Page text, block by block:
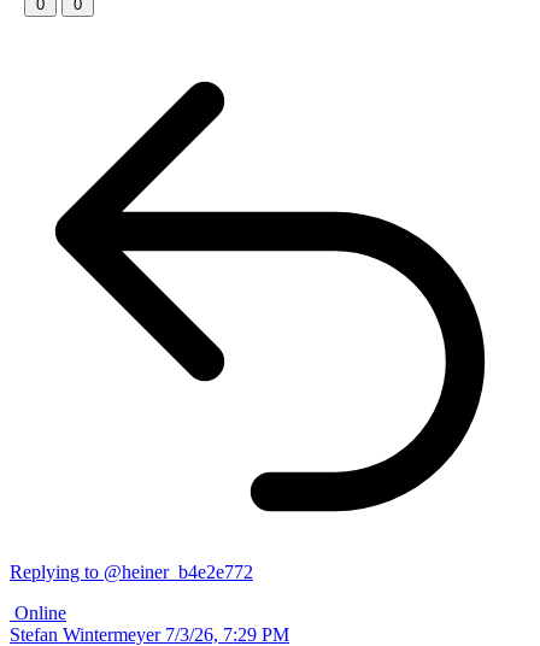
0 0
Replying to @heiner_b4e2e772
Online
Stefan Wintermeyer 7/3/26, 7:29 PM